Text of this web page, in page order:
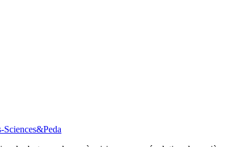
Sciences&Peda